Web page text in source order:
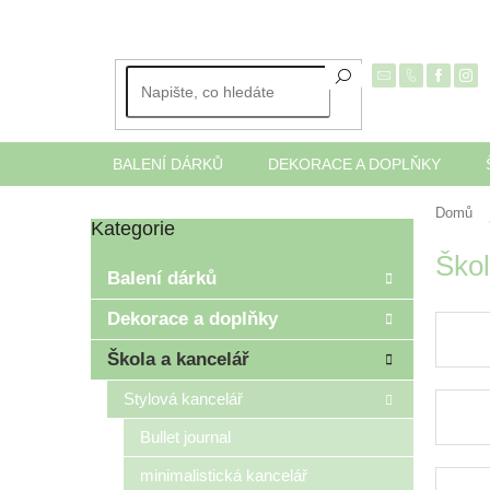
BALENÍ DÁRKŮ DEKORACE A DOPLŇKY
Domů
P
r
n
Přeskočit
Kategorie
Balení dárků
Dekorace a doplňky
Škola a kancelář
Stylová kancelář
Bullet journal
minimalistická kancelář